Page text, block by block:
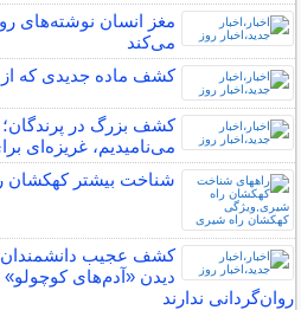
مغز انسان نوشته‌های
می‌کند
کشف ماده جدیدی که
کشف بزرگ در
می‌نامیدیم، غریزه‌ای
شناخت بیشتر کهکشان
کشف عجیب
دیدن «آدم‌های
روان‌گردانی ندارند